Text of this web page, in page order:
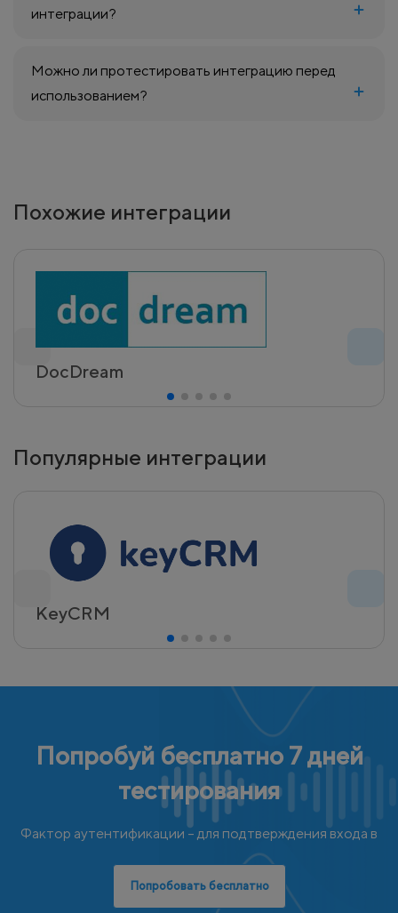
интеграции?
Можно ли протестировать интеграцию перед
использованием?
Похожие интеграции
DocDream
Популярные интеграции
KeyCRM
Попробуй бесплатно 7 дней
тестирования
Фактор аутентификации – для подтверждения входа в
Попробовать бесплатно